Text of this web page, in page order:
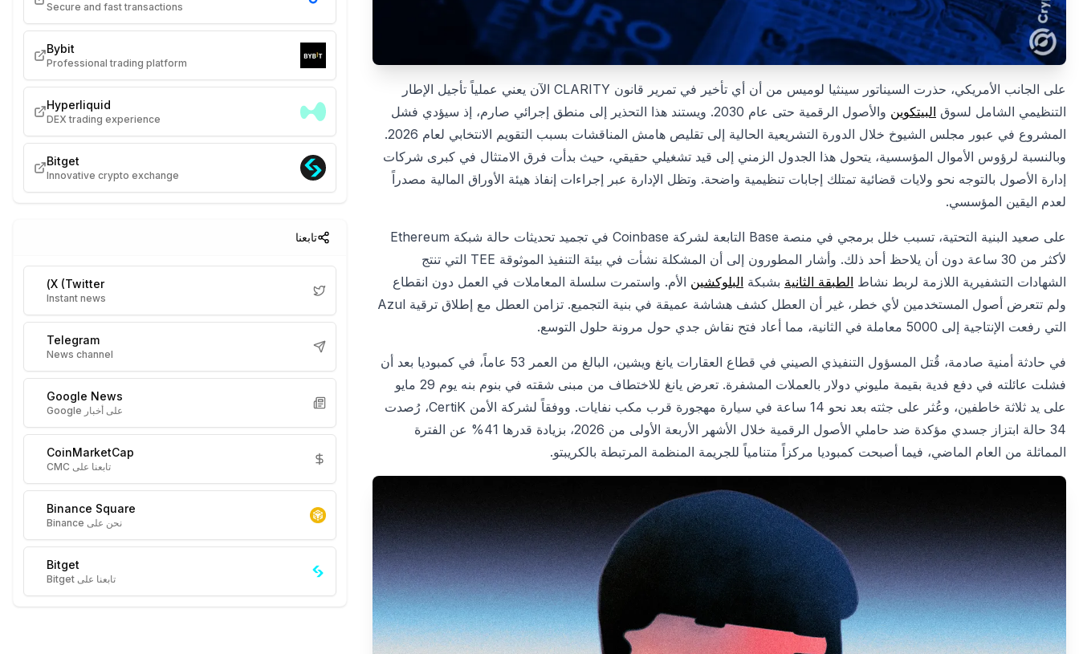
على الجانب الأمريكي، حذرت السيناتور سينثيا لوميس من أن أي تأخير في تمرير قانون CLARITY الآن يعني عملياً تأجيل الإطار
التنظيمي الشامل لسوق البيتكوين
والأصول الرقمية حتى عام 2030. ويستند هذا التحذير إلى منطق إجرائي صارم، إذ سيؤدي فشل
المشروع في عبور مجلس الشيوخ خلال الدورة التشريعية الحالية إلى تقليص هامش المناقشات بسبب التقويم الانتخابي لعام 2026.
وبالنسبة لرؤوس الأموال المؤسسية، يتحول هذا الجدول الزمني إلى قيد تشغيلي حقيقي، حيث بدأت فرق الامتثال في كبرى شركات
إدارة الأصول بالتوجه نحو ولايات قضائية تمتلك إجابات تنظيمية واضحة. وتظل الإدارة عبر إجراءات إنفاذ هيئة الأوراق المالية مصدراً
لعدم اليقين المؤسسي.
على صعيد البنية التحتية، تسبب خلل برمجي في منصة Base التابعة لشركة Coinbase في تجميد تحديثات حالة شبكة Ethereum
لأكثر من 30 ساعة دون أن يلاحظ أحد ذلك. وأشار المطورون إلى أن المشكلة نشأت في بيئة التنفيذ الموثوقة TEE التي تنتج
الشهادات التشفيرية اللازمة لربط نشاط الطبقة الثانية بشبكة البلوكشين الأم. واستمرت سلسلة المعاملات في العمل دون انقطاع
ولم تتعرض أصول المستخدمين لأي خطر، غير أن العطل كشف هشاشة عميقة في بنية التجميع. تزامن العطل مع إطلاق ترقية Azul
التي رفعت الإنتاجية إلى 5000 معاملة في الثانية، مما أعاد فتح نقاش جدي حول مرونة حلول التوسع.
في حادثة أمنية صادمة، قُتل المسؤول التنفيذي الصيني في قطاع العقارات يانغ ويشين، البالغ من العمر 53 عاماً، في كمبوديا بعد أن
فشلت عائلته في دفع فدية بقيمة مليوني دولار بالعملات المشفرة. تعرض يانغ للاختطاف من مبنى شقته في بنوم بنه يوم 29 مايو
على يد ثلاثة خاطفين، وعُثر على جثته بعد نحو 14 ساعة في سيارة مهجورة قرب مكب نفايات. ووفقاً لشركة الأمن CertiK، رُصدت
34 حالة ابتزاز جسدي مؤكدة ضد حاملي الأصول الرقمية خلال الأشهر الأربعة الأولى من 2026، بزيادة قدرها 41% عن الفترة
المماثلة من العام الماضي، فيما أصبحت كمبوديا مركزاً متنامياً للجريمة المنظمة المرتبطة بالكريبتو.
Secure and fast transactions
Bybit
Professional trading platform
Hyperliquid
DEX trading experience
Bitget
Innovative crypto exchange
تابعنا
X (Twitter)
Instant news
Telegram
News channel
Google News
على أخبار Google
CoinMarketCap
تابعنا على CMC
Binance Square
نحن على Binance
Bitget
تابعنا على Bitget